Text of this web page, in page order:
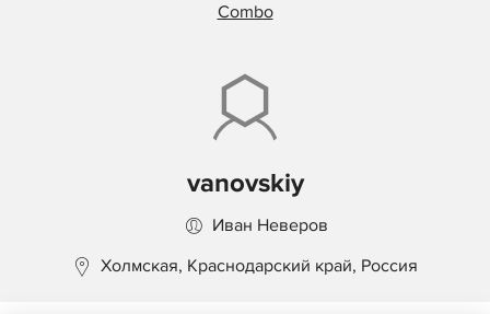
Combo
vanovskiy
Иван Неверов
Холмская, Краснодарский край, Россия